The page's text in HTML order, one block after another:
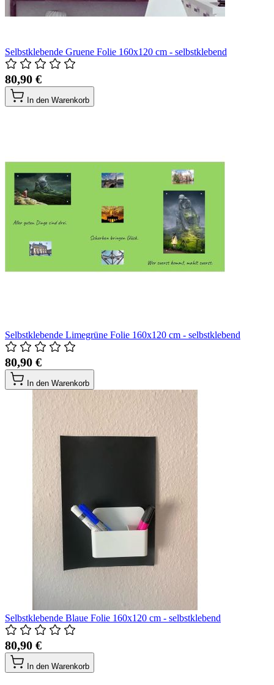
Selbstklebende Gruene Folie 160x120 cm - selbstklebend
80,90 €
In den Warenkorb
Selbstklebende Limegrüne Folie 160x120 cm - selbstklebend
80,90 €
In den Warenkorb
Selbstklebende Blaue Folie 160x120 cm - selbstklebend
80,90 €
In den Warenkorb